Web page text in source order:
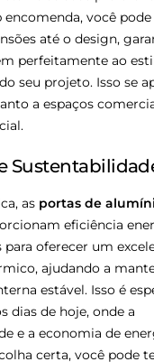
você pode
até o design,
perfeitamente ao
seu projeto. Isso se
a espaços
as portas de
eficiência
para oferecer um
ajudando a
estável. Isso é
dias de hoje, onde a
e a economia de
certa, você pode